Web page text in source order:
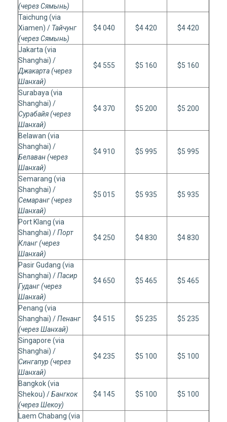
(через Сямынь)
Taichung (via
Xiamen) / Тайчунг
(через Сямынь)
$4 040 $4 420 $4 420
Jakarta (via
Shanghai) /
Джакарта (через
Шанхай)
$4 555 $5 160 $5 160
Surabaya (via
Shanghai) /
Сурабайя (через
Шанхай)
$4 370 $5 200 $5 200
Belawan (via
Shanghai) /
Белаван (через
Шанхай)
$4 910 $5 995 $5 995
Semarang (via
Shanghai) /
Семаранг (через
Шанхай)
$5 015 $5 935 $5 935
Port Klang (via
Shanghai) /Порт
Кланг (через
Шанхай)
$4 250 $4 830 $4 830
Pasir Gudang (via
Shanghai) /Пасир
Гуданг (через
Шанхай)
$4 650 $5 465 $5 465
Penang (via
Shanghai) /Пенанг
(через Шанхай)
$4 515 $5 235 $5 235
Singapore (via
Shanghai) /
Сингапур (через
Шанхай)
$4 235 $5 100 $5 100
Bangkok (via
Shekou) /Бангкок
(через Шекоу)
$4 145 $5 100 $5 100
Laem Chabang (via